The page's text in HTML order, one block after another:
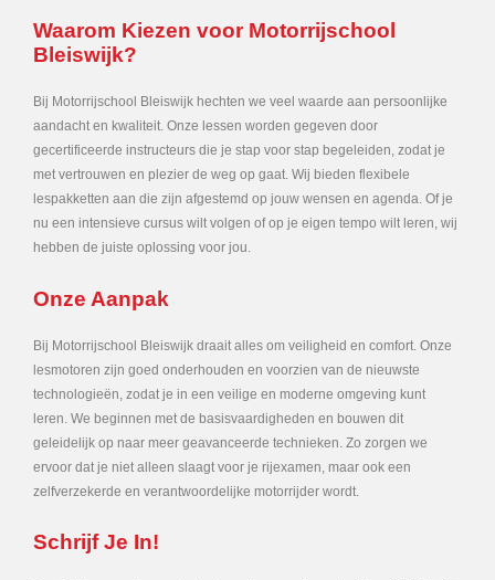
Waarom Kiezen voor Motorrijschool
Bleiswijk?
Bij Motorrijschool Bleiswijk hechten we veel waarde aan persoonlijke
aandacht en kwaliteit. Onze lessen worden gegeven door
gecertificeerde instructeurs die je stap voor stap begeleiden, zodat je
met vertrouwen en plezier de weg op gaat. Wij bieden flexibele
lespakketten aan die zijn afgestemd op jouw wensen en agenda. Of je
nu een intensieve cursus wilt volgen of op je eigen tempo wilt leren, wij
hebben de juiste oplossing voor jou.
Onze Aanpak
Bij Motorrijschool Bleiswijk draait alles om veiligheid en comfort. Onze
lesmotoren zijn goed onderhouden en voorzien van de nieuwste
technologieën, zodat je in een veilige en moderne omgeving kunt
leren. We beginnen met de basisvaardigheden en bouwen dit
geleidelijk op naar meer geavanceerde technieken. Zo zorgen we
ervoor dat je niet alleen slaagt voor je rijexamen, maar ook een
zelfverzekerde en verantwoordelijke motorrijder wordt.
Schrijf Je In!